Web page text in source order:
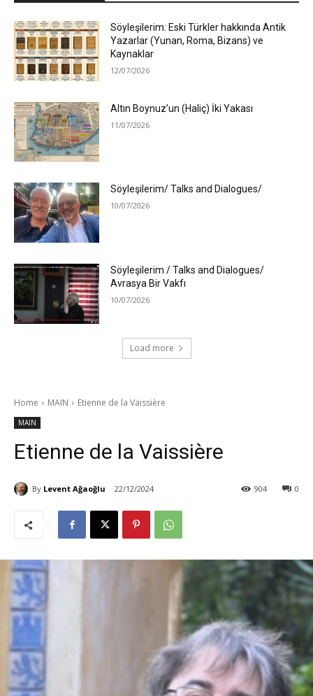
Söyleşilerim: Eski Türkler hakkında Antik
Yazarlar (Yunan, Roma, Bizans) ve
Kaynaklar
12/07/2026
Altın Boynuz’un (Haliç) İki Yakası
11/07/2026
Söyleşilerim/ Talks and Dialogues/
10/07/2026
Söyleşilerim / Talks and Dialogues/
Avrasya Bir Vakfı
10/07/2026
Load more